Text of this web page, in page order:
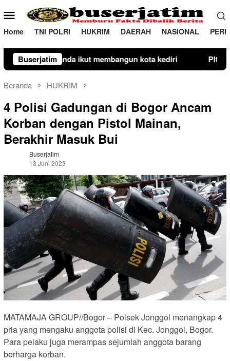
ke
konten
Menu
Mobile
Home TNI POLRI HUKRIM DAERAH NASIONAL
Buserjatim
kota kediri Plt Camat Lembang Bergerak Cepat,
Beranda HUKRIM
4 Polisi Gadungan di Bogor Ancam
Korban dengan Pistol Mainan,
Berakhir Masuk Bui
Buserjatim
13 Juni 2023
MATAMAJA GROUP//Bogor – Polsek Jonggol menangkap 4
pria yang mengaku anggota polisi di Kec. Jonggol, Bogor.
Para pelaku juga merampas sejumlah anggota barang
berharga korban.